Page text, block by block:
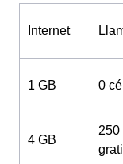
Internet
1 GB 0
4 GB
250